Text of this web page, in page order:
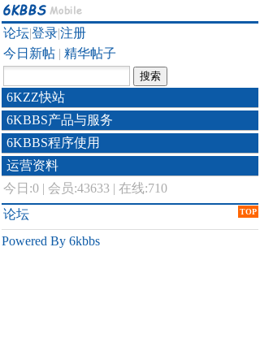
论坛|登录|注册
今日新帖 | 精华帖子
6KZZ快站
6KBBS产品与服务
6KBBS程序使用
运营资料
今日:0 | 会员:43633 | 在线:710
TOP
论坛
Powered By 6kbbs